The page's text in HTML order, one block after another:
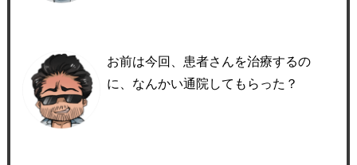
お前は今回、患者さんを治療するの
に、なんかい通院してもらった？